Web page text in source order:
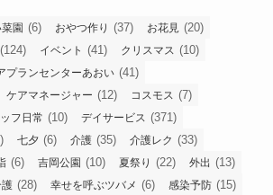
園 (6) おやつ作り (37) お花見 (20)
(124) イベント (41) クリスマス (10)
プランセンターあおい (41)
ケアマネージャー (12) コスモス (7)
フ日常 (10) デイサービス (371)
七夕 (6) 介護 (35) 介護レク (33)
(6) 吉岡公園 (10) 夏祭り (22) 外出 (13)
護 (28) 幸せを呼ぶツバメ (6) 感染予防 (15)